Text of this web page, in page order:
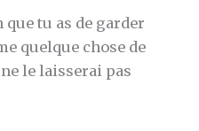
que tu as de garder
quelque chose de
le laisserai pas